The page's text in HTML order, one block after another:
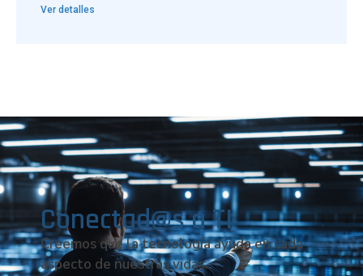
Ver detalles
Conectad@s a TI
Creemos que la tecnología ayuda en cada
aspecto de nuestras vidas.